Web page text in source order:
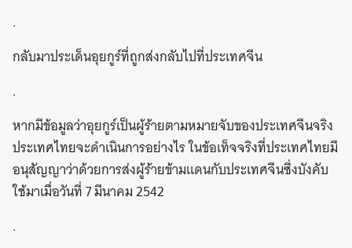
.
กลับมาประเด็นอุยกูร์ที่ถูกส่งกลับไปที่ประเทศจีน
.
หากมีข้อมูลว่าอุยกูร์เป็นผู้ร้ายตามหมายจับของประเทศจีนจริง
ประเทศไทยจะดำเนินการอย่างไร ในข้อเท็จจริงที่ประเทศไทยมี
อนุสัญญาว่าด้วยการส่งผู้ร้ายข้ามแดนกับประเทศจีนซึ่งบังคับ
ใช้มาเมื่อวันที่ 7 มีนาคม 2542
.